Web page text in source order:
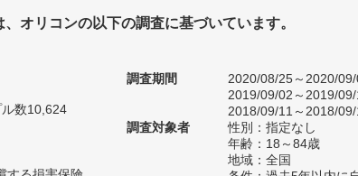
オリコンの以下の調査に基づいています。
数10,624
調査期間
2020/08/25～2020/09/
2019/09/02～2019/09/
2018/09/11～2018/09/
調査対象者
性別：指定なし
年齢：18～84歳
地域：全国